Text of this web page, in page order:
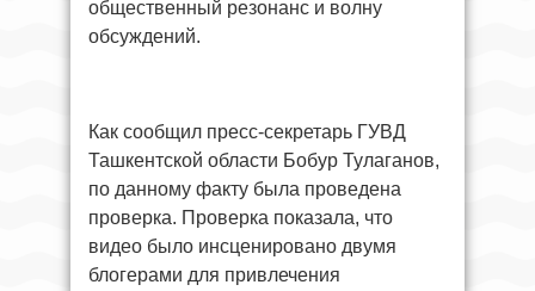
общественный резонанс и волну
обсуждений.
Как сообщил пресс-секретарь ГУВД
Ташкентской области Бобур Тулаганов,
по данному факту была проведена
проверка. Проверка показала, что
видео было инсценировано двумя
блогерами для привлечения